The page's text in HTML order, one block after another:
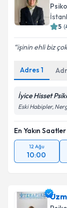
5 (
işinin ehli biz
Adres 1
İyice Hisset
Eski Habipler,
En Yakın Saatler
12 Ağu
10:00